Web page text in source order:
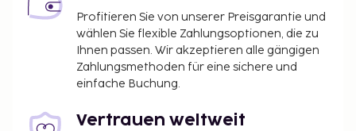
Profitieren Sie von unserer Preisgarantie und
wählen Sie flexible Zahlungsoptionen, die zu
Ihnen passen. Wir akzeptieren alle gängigen
Zahlungsmethoden für eine sichere und
einfache Buchung.
Vertrauen weltweit